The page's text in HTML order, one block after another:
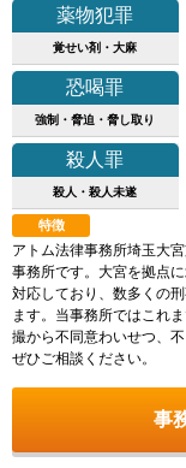
薬物犯罪
覚せい剤・大麻
恐喝罪
強制・脅迫・脅し取り
殺人罪
殺人・殺人未遂
特徴
アトム法律事務所埼玉大
事務所です。大宮を拠点
対応しており、数多くの
ます。当事務所ではこれ
撮から不同意わいせつ、
ぜひご相談ください。
事